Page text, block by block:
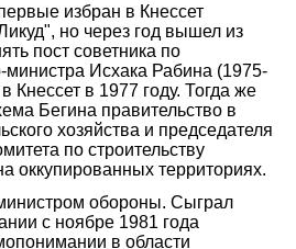
избран в Кнессет
но через год вышел из
пост советника по
министра Исхака Рабина (1975-
Кнессет в 1977 году. Тогда же
Бегина правительство в
хозяйства и председателя
по строительству
оккупированных территориях.
обороны. Сыграл
с ноябре 1981 года
в области